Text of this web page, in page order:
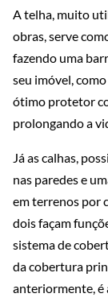
A telha, muito
obras, serve
fazendo uma
seu imóvel,
ótimo protetor
prolongando a
Já as calhas,
nas paredes e
em terrenos por
dois façam
sistema de
da cobertura
anteriormente, é